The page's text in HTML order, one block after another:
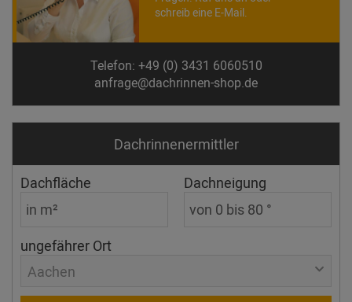
schreib eine E-Mail.
Telefon: +49 (0) 3431 6060510
anfrage@dachrinnen-shop.de
Dachrinnen­ermittler
Dachfläche Dachneigung
ungefährer Ort
Aachen